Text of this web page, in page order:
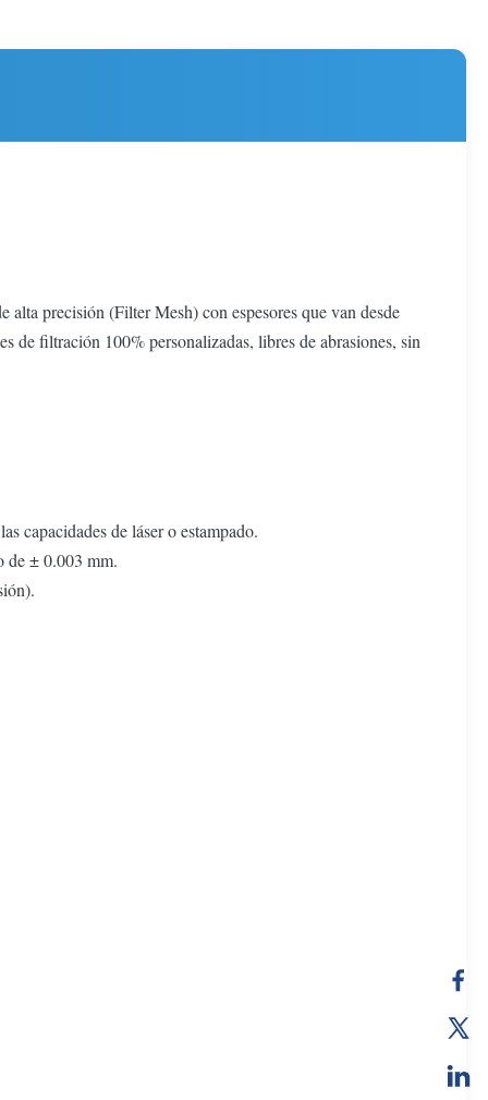
precisión (Filter Mesh) con espesores que van desde
de filtración 100% personalizadas, libres de abrasiones, sin
capacidades de láser o estampado.
de ± 0.003 mm.